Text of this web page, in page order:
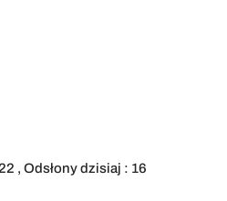
, Odsłony dzisiaj : 16